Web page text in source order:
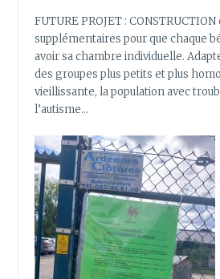
FUTURE PROJET : CONSTRUCTION
supplémentaires pour que chaque
avoir sa chambre individuelle.
des groupes plus petits et plus
vieillissante, la population avec
l’autisme…